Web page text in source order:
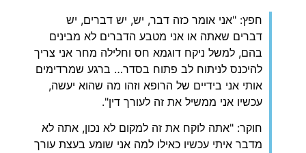
חפץ: "אני אומר כזה דבר, יש, יש דברים, יש
דברים שאתה או אני מטבע הדברים לא מבינים
בהם, למשל ניקח דוגמא חס וחלילה מחר אני צריך
להיכנס לניתוח לב פתוח בסדר… ברגע שמרדימים
אותי אני בידיים של הרופא וזהו מה שהוא יעשה,
עכשיו אני ממשיל את זה לעורך דין".
חוקר: "אתה לוקח את זה למקום לא נכון, אתה לא
מדבר איתי עכשיו כאילו למה אני שומע בעצת עורך